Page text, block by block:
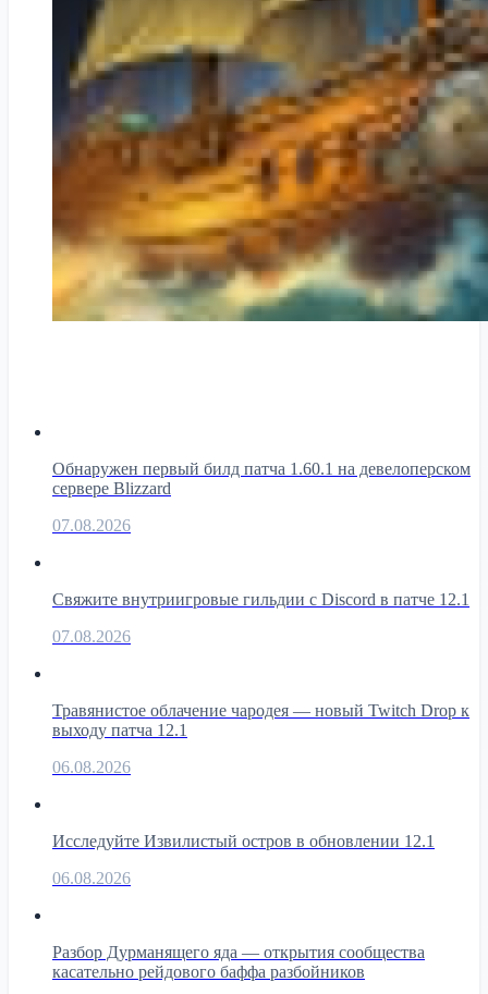
Обнаружен первый билд патча 1.60.1 на девелоперском
сервере Blizzard
07.08.2026
Свяжите внутриигровые гильдии с Discord в патче 12.1
07.08.2026
Травянистое облачение чародея — новый Twitch Drop к
выходу патча 12.1
06.08.2026
Исследуйте Извилистый остров в обновлении 12.1
06.08.2026
Разбор Дурманящего яда — открытия сообщества
касательно рейдового баффа разбойников